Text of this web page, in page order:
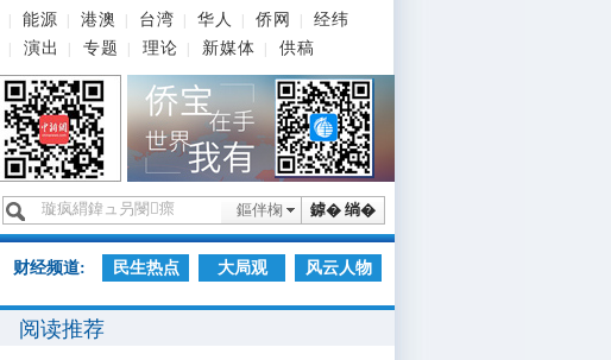
能源 港澳 台湾 华人 侨网
经纬
演出 专题 理论 新媒体 供稿
鎼� 绱�
鏂伴椈
财经频道: 民生热点 大局观 风云人物
阅读推荐